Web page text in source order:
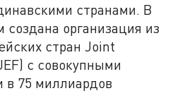
странами. В
организация из
стран Joint
с совокупными
в 75 миллиардов